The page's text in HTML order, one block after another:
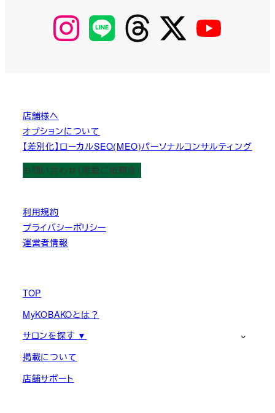
【Instagram】
MyKOBAKO
【LINE】 【threads】 【Twitter】
店舗様へ
オプションについて
【差別化】ローカルSEO(MEO)パーソナルコンサルティング
お問い合わせ（掲載ご依頼含）
利用規約
プライバシーポリシー
運営者情報
TOP
MyKOBAKOとは？
サロンを探す ▼
掲載について
店舗サポート